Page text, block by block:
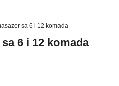
sa 6 i 12 komada
6 i 12 komada